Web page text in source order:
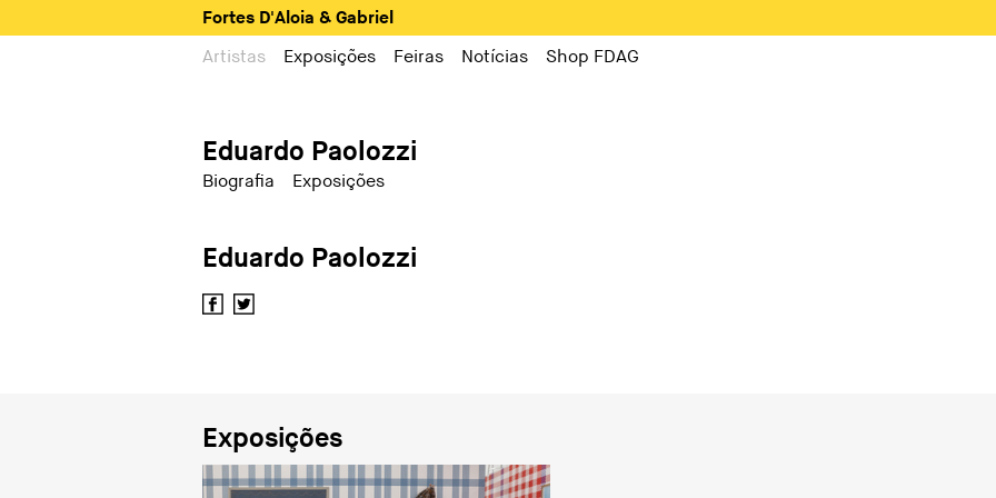
Fortes D'Aloia & Gabriel
Artistas Exposições Feiras Notícias Shop FDAG
Eduardo Paolozzi
Biografia Exposições
Eduardo Paolozzi
Exposições